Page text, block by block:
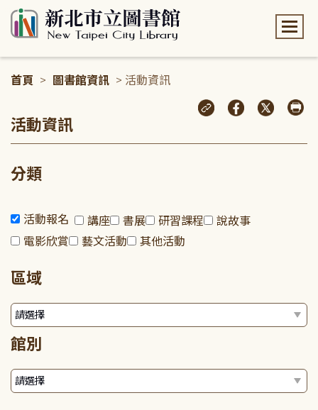
首頁 > 圖書館資訊 > 活動資訊
活動資訊
分類
活動報名 講座 書展 研習課程
說故事
電影欣賞
藝文活動 其他活動
區域
館別